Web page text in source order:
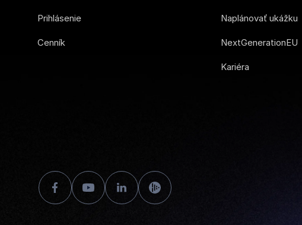
Prihlásenie
Cenník
Naplánovať ukážku
NextGenerationEU
Kariéra